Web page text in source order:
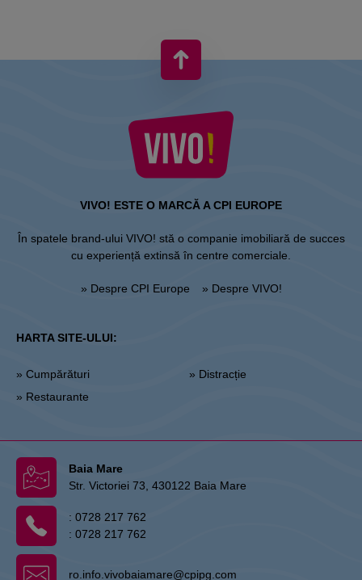
VIVO! ESTE O MARCĂ A CPI EUROPE
În spatele brand-ului VIVO! stă o companie imobiliară de succes
cu experiență extinsă în centre comerciale.
» Despre CPI Europe » Despre VIVO!
HARTA SITE-ULUI:
» Cumpărături
» Restaurante
» Distracție
Baia Mare
Str. Victoriei 73, 430122 Baia Mare
: 0728 217 762
: 0728 217 762
ro.info.vivobaiamare@cpipg.com